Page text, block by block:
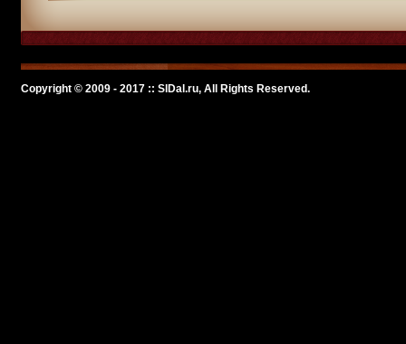
Copyright © 2009 - 2017 :: SlDal.ru, All Rights Reserved.